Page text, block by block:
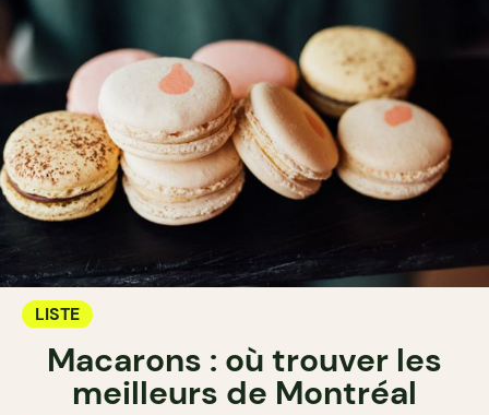
LISTE
Macarons : où trouver les
meilleurs de Montréal